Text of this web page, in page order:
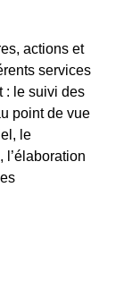
actions et
services
: le suivi des
point de vue
le
l’élaboration